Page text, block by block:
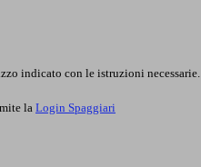
indicato con le istruzioni necessarie.
la Login Spaggiari